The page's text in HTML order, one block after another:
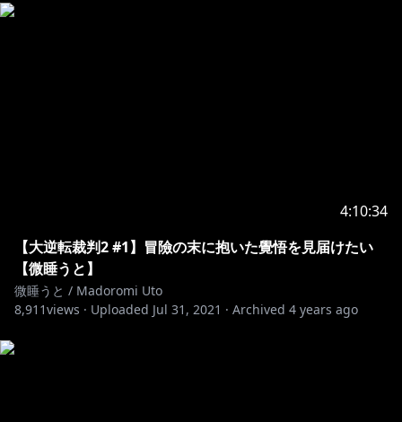
4:10:34
【大逆転裁判2 #1】冒險の末に抱いた覺悟を見届けたい
【微睡うと】
微睡うと / Madoromi Uto
8,911views · Uploaded Jul 31, 2021 · Archived 4 years ago